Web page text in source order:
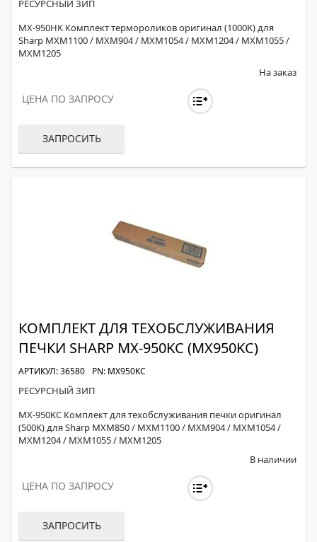
РЕСУРСНЫЙ ЗИП
MX-950HK Комплект термороликов оригинал (1000K) для
Sharp MXM1100 / MXM904 / MXM1054 / MXM1204 / MXM1055 /
MXM1205
На заказ
ЦЕНА ПО ЗАПРОСУ
ЗАПРОСИТЬ
КОМПЛЕКТ ДЛЯ ТЕХОБСЛУЖИВАНИЯ
ПЕЧКИ SHARP MX-950KC (MX950KC)
АРТИКУЛ: 36580 PN: MX950KC
РЕСУРСНЫЙ ЗИП
MX-950KC Комплект для техобслуживания печки оригинал
(500K) для Sharp MXM850 / MXM1100 / MXM904 / MXM1054 /
MXM1204 / MXM1055 / MXM1205
В наличии
ЦЕНА ПО ЗАПРОСУ
ЗАПРОСИТЬ